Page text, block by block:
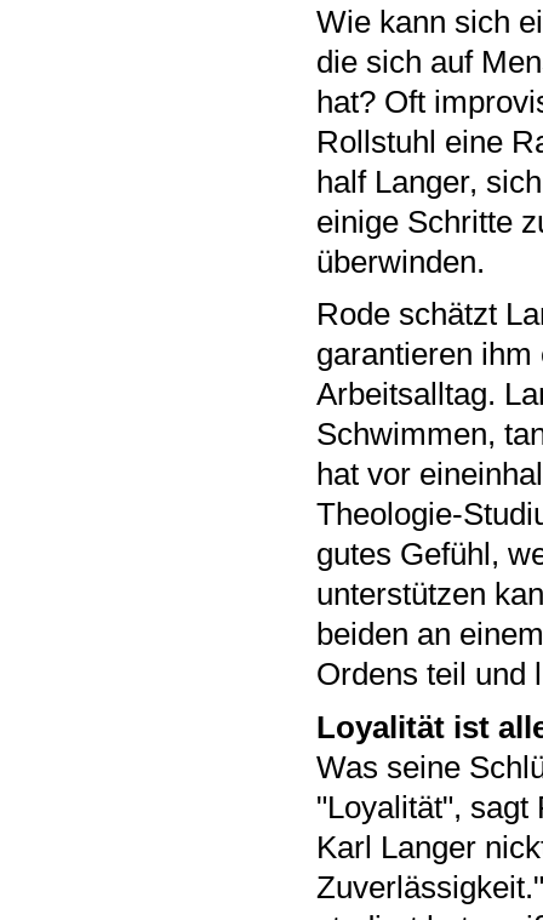
Wie kann sich
die sich auf
hat? Oft
Rollstuhl eine
half Langer,
einige Schritte
überwinden.
Rode schätzt
garantieren
Arbeitsalltag.
Schwimmen,
hat vor
Theologie-
gutes Gefühl,
unterstützen
beiden an
Ordens teil und
Loyalität ist
Was seine
"Loyalität", sagt
Karl Langer